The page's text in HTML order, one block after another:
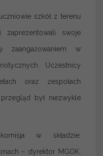
szkół z terenu
zaprezentowali swoje
w
Uczestnicy
oraz zespołach
był niezwykle
w składzie:
– dyrektor MGOK,